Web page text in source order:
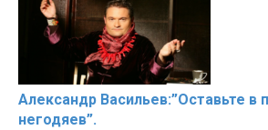
Александр Васильев:”Оставьте в
негодяев”.